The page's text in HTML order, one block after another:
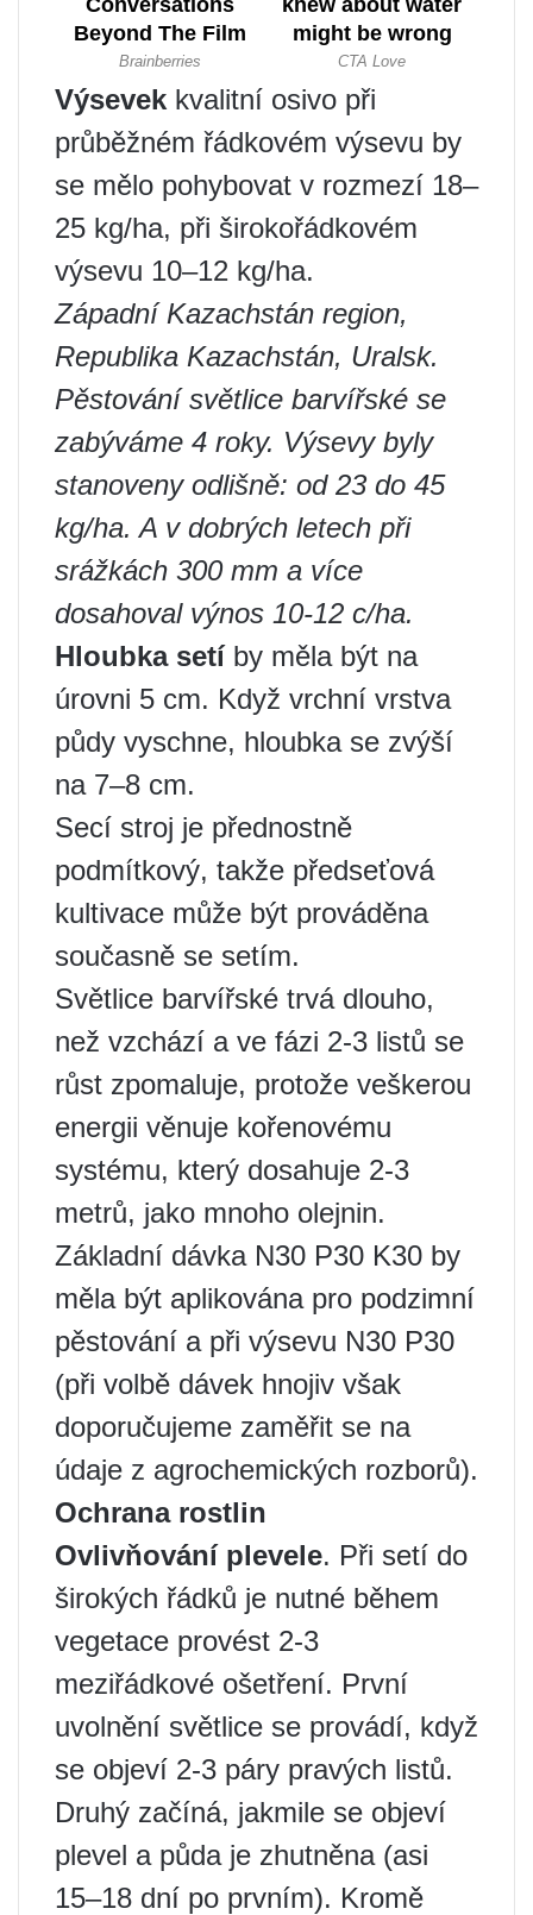
Výsevek kvalitní osivo při
průběžném řádkovém výsevu by
se mělo pohybovat v rozmezí 18–
25 kg/ha, při širokořádkovém
výsevu 10–12 kg/ha.
Západní Kazachstán region,
Republika Kazachstán, Uralsk.
Pěstování světlice barvířské se
zabýváme 4 roky. Výsevy byly
stanoveny odlišně: od 23 do 45
kg/ha. A v dobrých letech při
srážkách 300 mm a více
dosahoval výnos 10-12 c/ha.
Hloubka setíby měla být na
úrovni 5 cm. Když vrchní vrstva
půdy vyschne, hloubka se zvýší
na 7–8 cm.
Secí stroj je přednostně
podmítkový, takže předseťová
kultivace může být prováděna
současně se setím.
Světlice barvířské trvá dlouho,
než vzchází a ve fázi 2-3 listů se
růst zpomaluje, protože veškerou
energii věnuje kořenovému
systému, který dosahuje 2-3
metrů, jako mnoho olejnin.
Základní dávka N30 P30 K30 by
měla být aplikována pro podzimní
pěstování a při výsevu N30 P30
(při volbě dávek hnojiv však
doporučujeme zaměřit se na
údaje z agrochemických rozborů).
Ochrana rostlin
Ovlivňování plevele. Při setí do
širokých řádků je nutné během
vegetace provést 2-3
meziřádkové ošetření. První
uvolnění světlice se provádí, když
se objeví 2-3 páry pravých listů.
Druhý začíná, jakmile se objeví
plevel a půda je zhutněna (asi
15–18 dní po prvním). Kromě